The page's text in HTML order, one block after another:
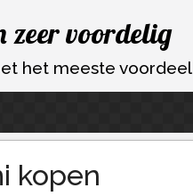
zeer voordelig
het meeste voordeel
kopen